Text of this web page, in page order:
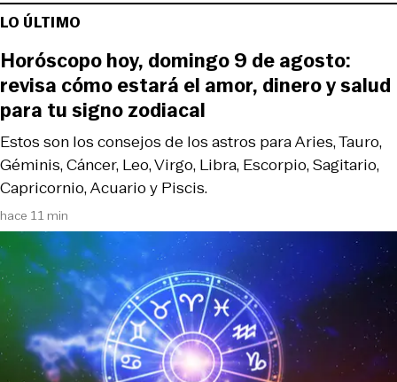
LO ÚLTIMO
hace 11 min
Estos son los consejos de los astros para Aries, Tauro,
Géminis, Cáncer, Leo, Virgo, Libra, Escorpio, Sagitario,
Capricornio, Acuario y Piscis.
Horóscopo hoy, domingo 9 de agosto:
revisa cómo estará el amor, dinero y salud
para tu signo zodiacal